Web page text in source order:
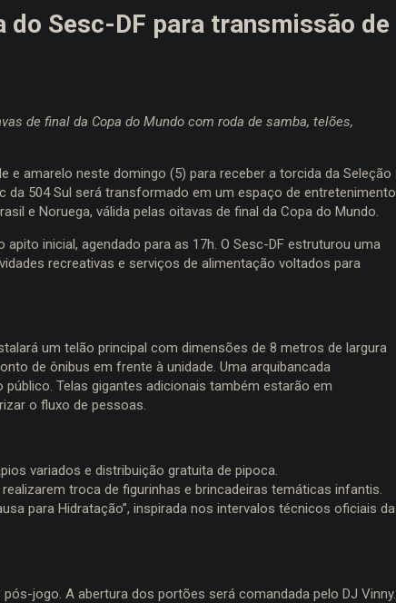
Sesc-DF para transmissão de
de final da Copa do Mundo com roda de samba, telões,
e amarelo neste domingo (5) para receber a torcida da Seleção
da 504 Sul será transformado em um espaço de entretenimento
e Noruega, válida pelas oitavas de final da Copa do Mundo.
inicial, agendado para as 17h. O Sesc-DF estruturou uma
recreativas e serviços de alimentação voltados para
um telão principal com dimensões de 8 metros de largura
de ônibus em frente à unidade. Uma arquibancada
Telas gigantes adicionais também estarão em
o fluxo de pessoas.
variados e distribuição gratuita de pipoca.
troca de figurinhas e brincadeiras temáticas infantis.
para Hidratação”, inspirada nos intervalos técnicos oficiais da
jogo. A abertura dos portões será comandada pelo DJ Vinny.